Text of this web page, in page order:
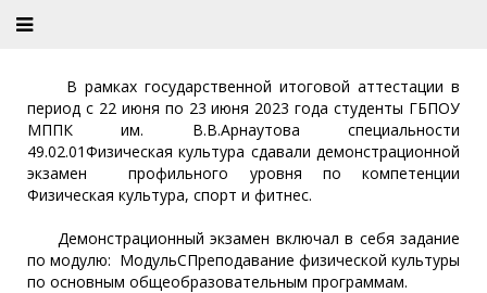
В рамках государственной итоговой аттестации в
период с 22 июня по 23 июня 2023 года студенты ГБПОУ
МППК им. В.В.Арнаутова специальности
49.02.01Физическая культура сдавали демонстрационной
экзамен профильного уровня по компетенции
Физическая культура, спорт и фитнес.
Демонстрационный экзамен включал в себя задание
по модулю: МодульСПреподавание физической культуры
по основным общеобразовательным программам.